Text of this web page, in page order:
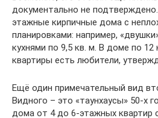
документально не
этажные кирпичные дома с
планировками: например,
кухнями по 9,5 кв. м. В доме по 12
квартиры есть любители,
Ещё один примечательный вид
Видного – это «таунхаусы» 50-х
дома от 4 до 6-этажных квартир